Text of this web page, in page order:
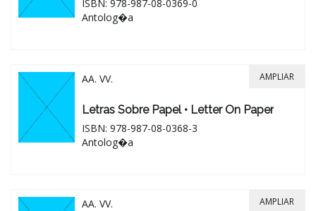
ISBN: 978-987-08-0369-0
Antolog�a
AA. VV.
Letras Sobre Papel • Letter On Paper
ISBN: 978-987-08-0368-3
Antolog�a
AMPLIAR
AA. VV. AMPLIAR